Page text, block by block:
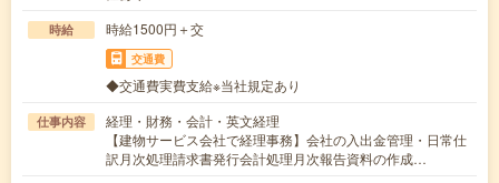
時給 時給1500円＋交
交通費
◆交通費実費支給※当社規定あり
仕事内容
経理・財務・会計・英文経理
【建物サービス会社で経理事務】会社の入出金管理・日常仕
訳月次処理請求書発行会計処理月次報告資料の作成…